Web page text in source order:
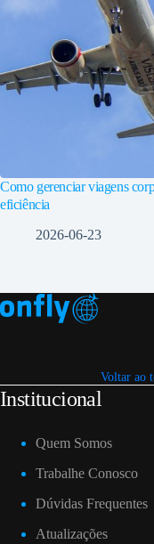
Como gerenciar viagens
eficiência
2026-06-23
Voltar ao
Institucional
Quem Somos
Trabalhe Conosco
Dúvidas Frequentes
Atualizações